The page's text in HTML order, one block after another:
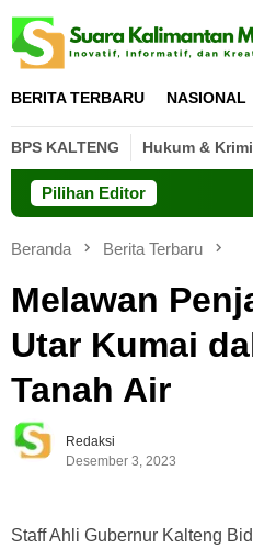
BERITA TERBARU NASIONAL
BPS KALTENG Hukum &
Pilihan Editor
Beranda Berita Terbaru
Melawan
Utar Kumai
Tanah Air
Redaksi
Desember 3, 2023
Staff Ahli Gubernur Kalteng